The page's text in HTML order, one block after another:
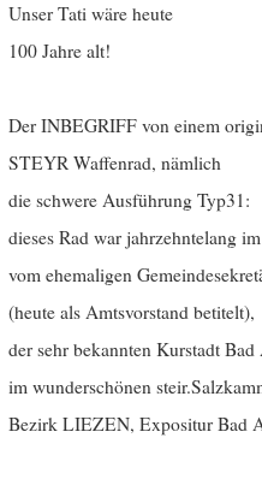
Unser Tati wäre heute
100 Jahre alt!
Der INBEGRIFF von einem
STEYR Waffenrad, nämlich
die schwere Ausführung Typ31:
dieses Rad war jahrzehntelang
vom ehemaligen
(heute als Amtsvorstand betitelt),
der sehr bekannten Kurstadt Bad
im wunderschönen
Bezirk LIEZEN, Expositur Bad